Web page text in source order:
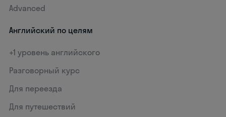
Advanced
Английский по целям
+1 уровень английского
Разговорный курс
Для переезда
Для путешествий